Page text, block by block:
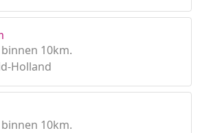
10km.
Holland
10km.